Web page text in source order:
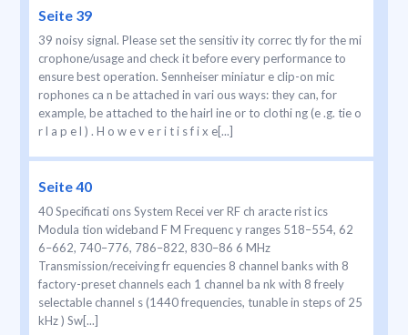
Seite 39
39 noisy signal. Please set the sensitiv ity correc tly for the mi
crophone/usage and check it before every performance to
ensure best operation. Sennheiser miniatur e clip-on mic
rophones ca n be attached in vari ous ways: they can, for
example, be attached to the hairl ine or to clothi ng (e .g. tie o
r l a p e l ) . H o w e v e r i t i s f i x e[...]
Seite 40
40 Specificati ons System Recei ver RF ch aracte rist ics
Modula tion wideband F M Frequenc y ranges 518–554, 62
6–662, 740–776, 786–822, 830–86 6 MHz
Transmission/receiving fr equencies 8 channel banks with 8
factory-preset channels each 1 channel ba nk with 8 freely
selectable channel s (1440 frequencies, tunable in steps of 25
kHz ) Sw[...]